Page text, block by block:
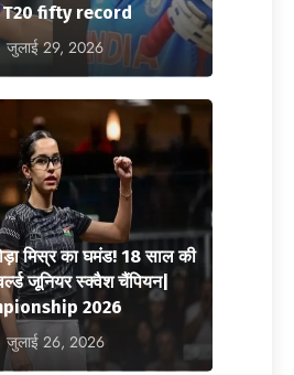
T20 fifty record
जुलाई 29, 2026
मिस्र का घमंड! 18 साल की
जूनियर स्क्वैश चैंपियन|
2026
जुलाई 26, 2026